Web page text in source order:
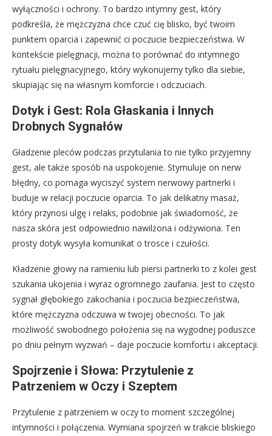
wyłączności i ochrony. To bardzo intymny gest, który
podkreśla, że mężczyzna chce czuć cię blisko, być twoim
punktem oparcia i zapewnić ci poczucie bezpieczeństwa. W
kontekście pielęgnacji, można to porównać do intymnego
rytuału pielęgnacyjnego, który wykonujemy tylko dla siebie,
skupiając się na własnym komforcie i odczuciach.
Dotyk i Gest: Rola Głaskania i Innych
Drobnych Sygnałów
Gładzenie pleców podczas przytulania to nie tylko przyjemny
gest, ale także sposób na uspokojenie. Stymuluje on nerw
błędny, co pomaga wyciszyć system nerwowy partnerki i
buduje w relacji poczucie oparcia. To jak delikatny masaż,
który przynosi ulgę i relaks, podobnie jak świadomość, że
nasza skóra jest odpowiednio nawilżona i odżywiona. Ten
prosty dotyk wysyła komunikat o trosce i czułości.
Kładzenie głowy na ramieniu lub piersi partnerki to z kolei gest
szukania ukojenia i wyraz ogromnego zaufania. Jest to często
sygnał głębokiego zakochania i poczucia bezpieczeństwa,
które mężczyzna odczuwa w twojej obecności. To jak
możliwość swobodnego położenia się na wygodnej poduszce
po dniu pełnym wyzwań – daje poczucie komfortu i akceptacji.
Spojrzenie i Słowa: Przytulenie z
Patrzeniem w Oczy i Szeptem
Przytulenie z patrzeniem w oczy to moment szczególnej
intymności i połączenia. Wymiana spojrzeń w trakcie bliskiego